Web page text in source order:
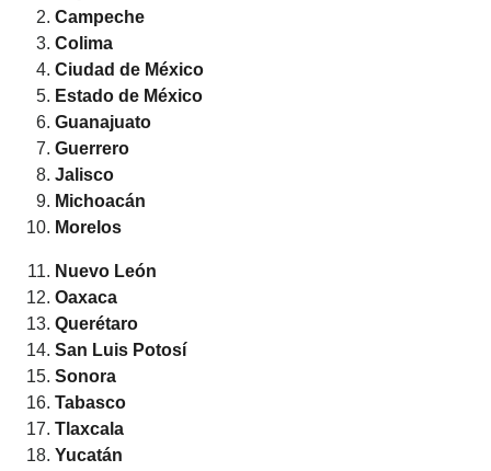
Campeche
Colima
Ciudad de México
Estado de México
Guanajuato
Guerrero
Jalisco
Michoacán
Morelos
Nuevo León
Oaxaca
Querétaro
San Luis Potosí
Sonora
Tabasco
Tlaxcala
Yucatán